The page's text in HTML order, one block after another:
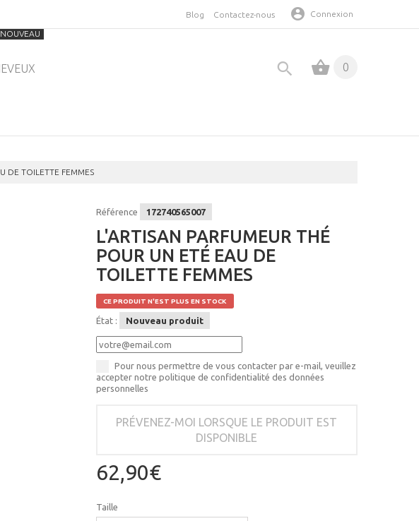
Connexion
Blog Contactez-nous
NOUVEAU
0
DE TOILETTE FEMMES
Référence 172740565007
L'ARTISAN PARFUMEUR THÉ
POUR UN ETÉ EAU DE
TOILETTE FEMMES
CE PRODUIT N'EST PLUS EN STOCK
État : Nouveau produit
Pour nous permettre de vous contacter par e-mail, veuillez
accepter notre politique de confidentialité des données
personnelles
PRÉVENEZ-MOI LORSQUE LE PRODUIT EST
DISPONIBLE
62,90€
Taille